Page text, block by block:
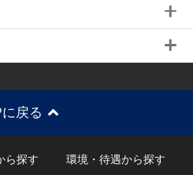
戻る
ら探す
環境・待遇から探す